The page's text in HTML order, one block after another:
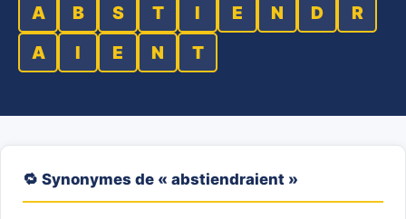
A B S T I E N D
R
A
I E N T
🔁 Synonymes de « abstiendraient »